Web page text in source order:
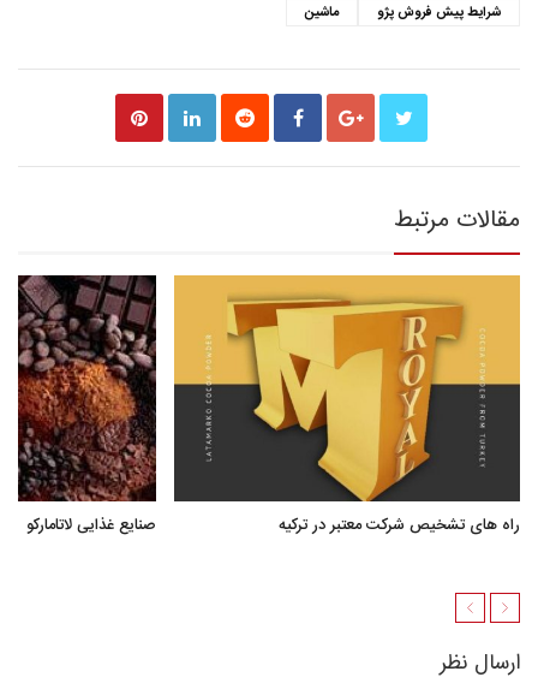
شرایط پیش فروش پژو
ماشین
مقالات مرتبط
راه های تشخیص شرکت معتبر در ترکیه صنایع غذایی لاتامارکو
ارسال نظر